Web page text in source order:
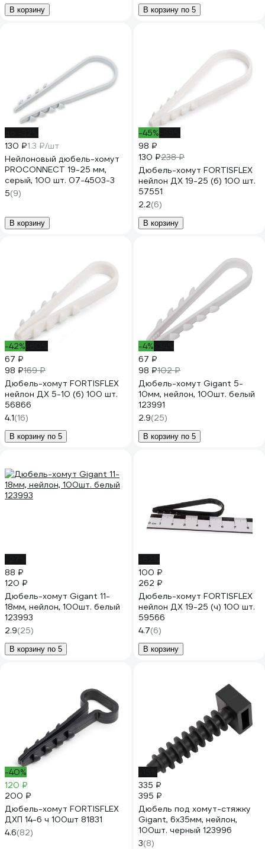
В корзину В корзину по 5
130 ₽1.3 ₽/шт
Нейлоновый дюбель-хомут
PROCONNECT 19-25 мм,
серый, 100 шт. 07-4503-3
5(9)
В корзину
-45%
98 ₽
130 ₽238 ₽
Дюбель-хомут FORTISFLEX
нейлон ДХ 19-25 (б) 100 шт.
57551
2.2(6)
В корзину
-42%
67 ₽
98 ₽169 ₽
Дюбель-хомут FORTISFLEX
нейлон ДХ 5-10 (б) 100 шт.
56866
4.1(16)
В корзину по 5
-4%
67 ₽
98 ₽102 ₽
Дюбель-хомут Gigant 5-
10мм, нейлон, 100шт. белый
123991
2.9(25)
В корзину по 5
88 ₽
120 ₽
Дюбель-хомут Gigant 11-
18мм, нейлон, 100шт. белый
123993
2.9(25)
В корзину по 5
100 ₽
262 ₽
Дюбель-хомут FORTISFLEX
нейлон ДХ 19-25 (ч) 100 шт.
59566
4.7(6)
В корзину
-40%
120 ₽
200 ₽
Дюбель-хомут FORTISFLEX
ДХП 14-6 ч 100шт 81831
4.6(82)
335 ₽
395 ₽
Дюбель под хомут-стяжку
Gigant, 6x35мм, нейлон,
100шт. черный 123996
3(8)